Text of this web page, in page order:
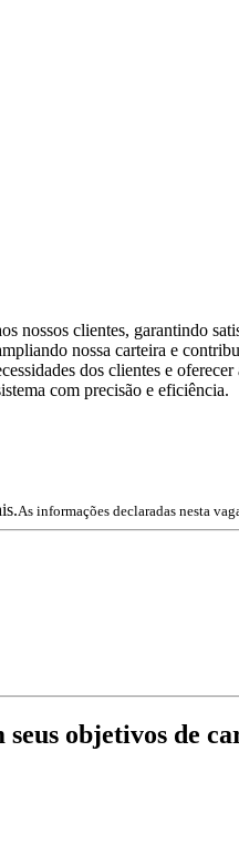
nossos clientes, garantindo
nossa carteira e
dos clientes e oferecer
com precisão e eficiência.
As informações declaradas nesta
objetivos de